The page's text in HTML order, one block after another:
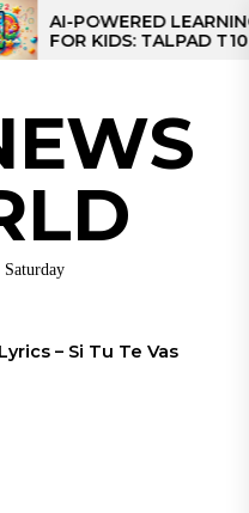
LEARNING
KIDS: TALPAD T100
– Si Tu Te Vas